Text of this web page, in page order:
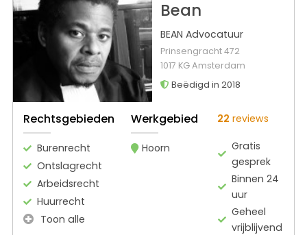
Bean
BEAN Advocatuur
Prinsengracht 472
1017 KG Amsterdam
Beëdigd in 2018
Rechtsgebieden
Burenrecht
Ontslagrecht
Arbeidsrecht
Huurrecht
Toon alle
Werkgebied
Hoorn
22 reviews
Gratis
gesprek
Binnen 24
uur
Geheel
vrijblijvend